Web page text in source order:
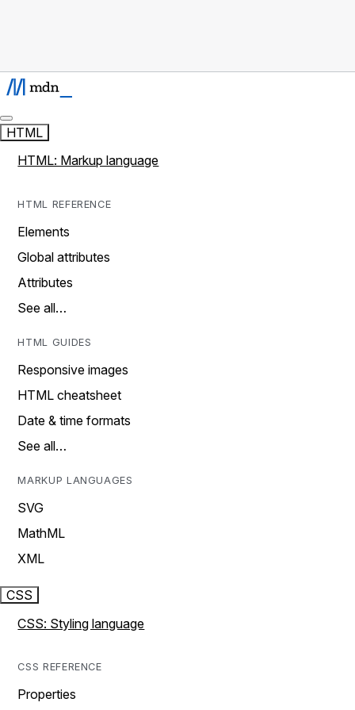
HTML
HTML: Markup language
HTML REFERENCE
Elements
Global attributes
Attributes
See all…
HTML GUIDES
Responsive images
HTML cheatsheet
Date & time formats
See all…
MARKUP LANGUAGES
SVG
MathML
XML
CSS
CSS: Styling language
CSS REFERENCE
Properties